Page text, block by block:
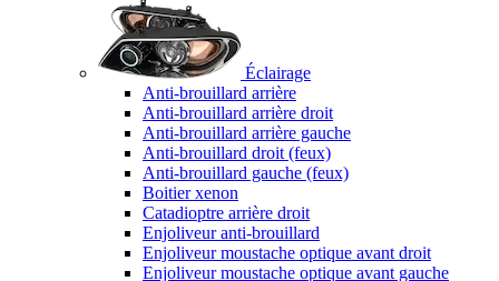
Éclairage
Anti-brouillard arrière
Anti-brouillard arrière droit
Anti-brouillard arrière gauche
Anti-brouillard droit (feux)
Anti-brouillard gauche (feux)
Boitier xenon
Catadioptre arrière droit
Enjoliveur anti-brouillard
Enjoliveur moustache optique avant droit
Enjoliveur moustache optique avant gauche